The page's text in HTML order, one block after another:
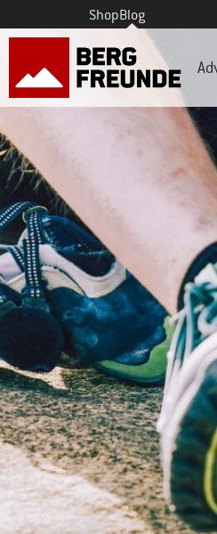
ShopBlog